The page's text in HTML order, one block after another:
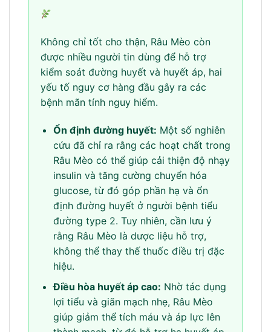
Không chỉ tốt cho thận, Râu Mèo còn
được nhiều người tin dùng để hỗ trợ
kiểm soát đường huyết và huyết áp, hai
yếu tố nguy cơ hàng đầu gây ra các
bệnh mãn tính nguy hiểm.
Ổn định đường huyết: Một số nghiên
cứu đã chỉ ra rằng các hoạt chất trong
Râu Mèo có thể giúp cải thiện độ nhạy
insulin và tăng cường chuyển hóa
glucose, từ đó góp phần hạ và ổn
định đường huyết ở người bệnh tiểu
đường type 2. Tuy nhiên, cần lưu ý
rằng Râu Mèo là dược liệu hỗ trợ,
không thể thay thế thuốc điều trị đặc
hiệu.
Điều hòa huyết áp cao: Nhờ tác dụng
lợi tiểu và giãn mạch nhẹ, Râu Mèo
giúp giảm thể tích máu và áp lực lên